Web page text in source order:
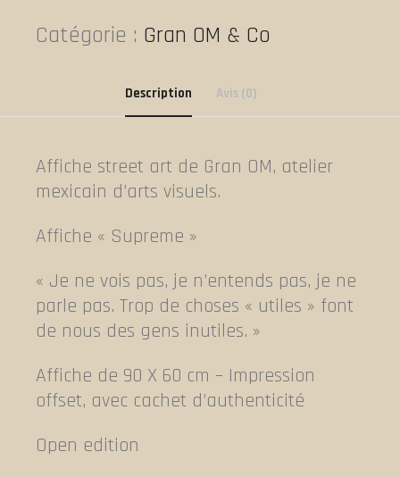
Om
Catégorie : Gran OM & Co
Description Avis (0)
Affiche street art de Gran OM, atelier
mexicain d’arts visuels.
Affiche « Supreme »
« Je ne vois pas, je n’entends pas, je ne
parle pas. Trop de choses « utiles » font
de nous des gens inutiles. »
Affiche de 90 X 60 cm – Impression
offset, avec cachet d’authenticité
Open edition